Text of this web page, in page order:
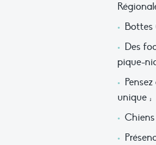
Bottes
Des
pique-
unique ;